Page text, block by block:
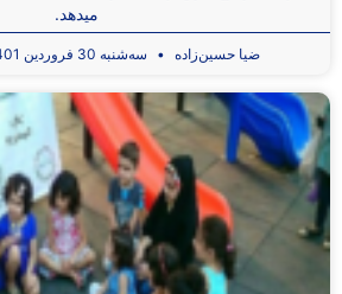
میدهد.
ضیا حسین‌زاده سه‌شنبه 30 فروردین 1401